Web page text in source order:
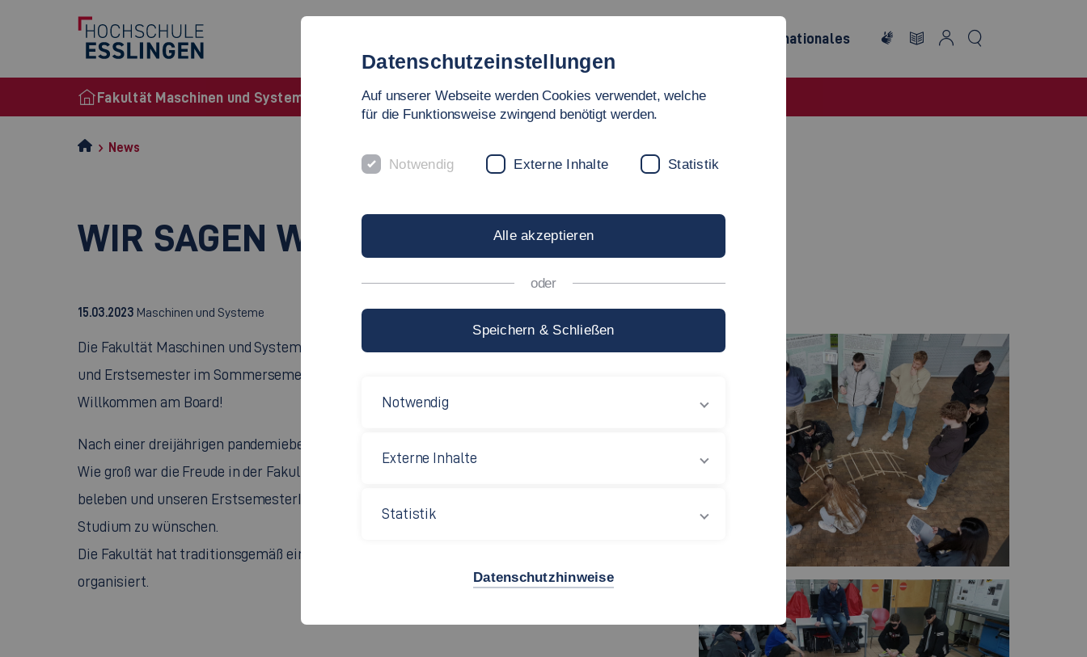
Internationales
Fakultät Maschinen und Systeme
News
WIR SAGEN WELCOME!
15.03.2023 Maschinen und Systeme
Die Fakultät Maschinen und Systeme der Hochschule Esslingen heißt ihre Erstsemesterinnen
und Erstsemester im Sommersemester 2023 im Rahmen des „Welcome Day“s herzlich
Willkommen am Board!
Nach einer dreijährigen pandemiebedingten Pause war es wieder soweit.
Wie groß war die Freude in der Fakultät die langjährige Tradition des Welcome Days wieder zu
beleben und unseren ErstsemesterInnen auf dieser Art und Weise einen guten Start in ihr
Studium zu wünschen.
Die Fakultät hat traditionsgemäß ein interessantes und abwechslungsreiches Programm
organisiert.
Datenschutzeinstellungen
Auf unserer Webseite werden Cookies verwendet, welche
für die Funktionsweise zwingend benötigt werden.
Notwendig Externe Inhalte Statistik
Alle akzeptieren
oder
Speichern & Schließen
Notwendig
Externe Inhalte
Statistik
Datenschutzhinweise